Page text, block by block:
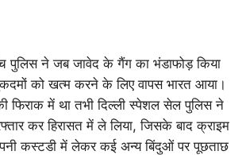
पुलिस ने जब जावेद के गैंग का भंडाफोड़ किया
को खत्म करने के लिए वापस भारत आया।
फिराक में था तभी दिल्ली स्पेशल सेल पुलिस ने
कर हिरासत में ले लिया, जिसके बाद क्राइम
कस्टडी में लेकर कई अन्य बिंदुओं पर पूछताछ